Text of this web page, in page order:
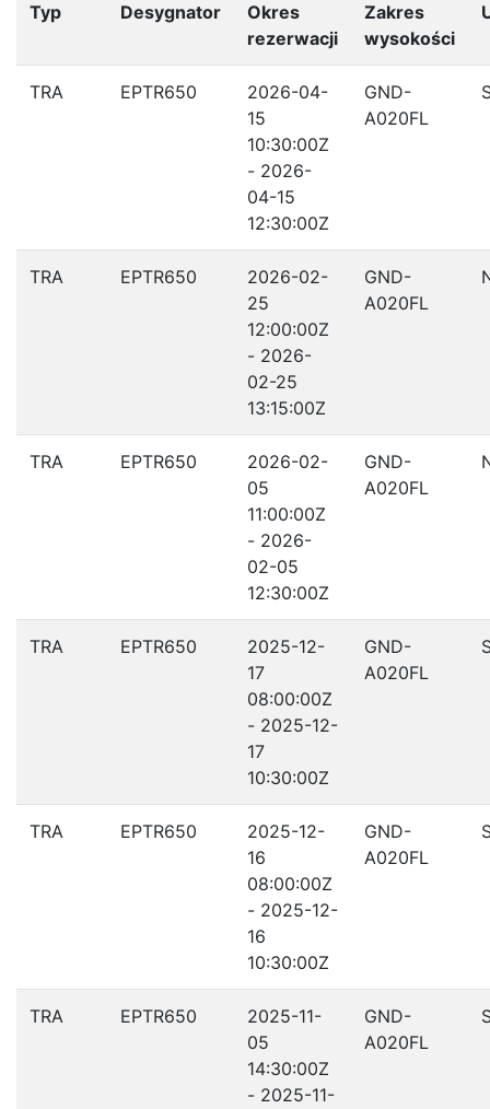
Typ Desygnator
Okres
rezerwacji
Zakres
wysokości
TRA EPTR650
2026-04-
15
10:30:00Z
- 2026-
04-15
12:30:00Z
GND-
A020FL
TRA EPTR650
2026-02-
25
12:00:00Z
- 2026-
02-25
13:15:00Z
GND-
A020FL
TRA EPTR650
2026-02-
05
11:00:00Z
- 2026-
02-05
12:30:00Z
GND-
A020FL
TRA EPTR650
2025-12-
17
08:00:00Z
- 2025-12-
17
10:30:00Z
GND-
A020FL
TRA EPTR650
2025-12-
16
08:00:00Z
- 2025-12-
16
10:30:00Z
GND-
A020FL
TRA EPTR650
2025-11-
05
14:30:00Z
- 2025-11-
GND-
A020FL